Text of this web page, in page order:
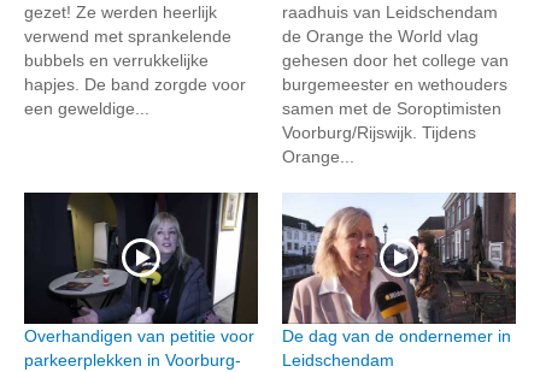
gezet! Ze werden heerlijk
verwend met sprankelende
bubbels en verrukkelijke
hapjes. De band zorgde voor
een geweldige...
raadhuis van Leidschendam
de Orange the World vlag
gehesen door het college van
burgemeester en wethouders
samen met de Soroptimisten
Voorburg/Rijswijk. Tijdens
Orange...
Overhandigen van petitie voor
parkeerplekken in Voorburg-
De dag van de ondernemer in
Leidschendam